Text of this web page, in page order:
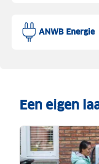
ANWB Energie
Een eigen